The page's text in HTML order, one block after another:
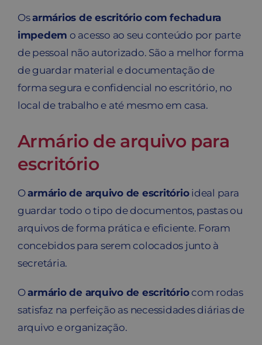
Osarmários de escritório com fechadura
impedem o acesso ao seu conteúdo por parte
de pessoal não autorizado. São a melhor forma
de guardar material e documentação de
forma segura e confidencial no escritório, no
local de trabalho e até mesmo em casa.
Armário de arquivo para
escritório
Oarmário de arquivo de escritórioideal para
guardar todo o tipo de documentos, pastas ou
arquivos de forma prática e eficiente. Foram
concebidos para serem colocados junto à
secretária.
Oarmário de arquivo de escritóriocom rodas
satisfaz na perfeição as necessidades diárias de
arquivo e organização.